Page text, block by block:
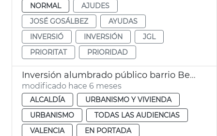
NORMAL
AJUDES
JOSÉ GOSÁLBEZ
AYUDAS
INVERSIÓ
INVERSIÓN
JGL
PRIORITAT
PRIORIDAD
Inversión alumbrado público barrio Benicalap
modificado hace 6 meses
ALCALDÍA
URBANISMO Y VIVIENDA
URBANISMO
TODAS LAS AUDIENCIAS
VALENCIA
EN PORTADA